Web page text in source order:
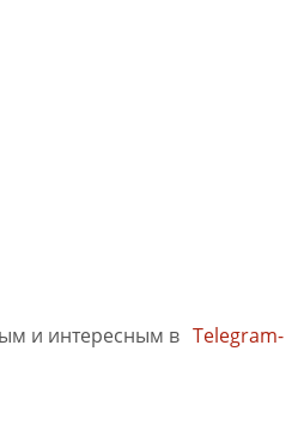
и интересным в Telegram-